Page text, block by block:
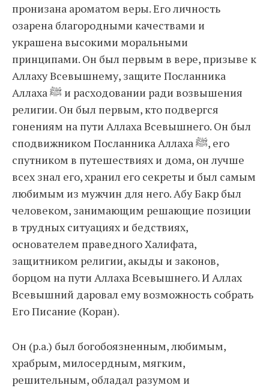
пронизана ароматом веры. Его личность
озарена благородными качествами и
украшена высокими моральными
принципами. Он был первым в вере, призыве к
Аллаху Всевышнему, защите Посланника
Аллаха ﷺ и расходовании ради возвышения
религии. Он был первым, кто подвергся
гонениям на пути Аллаха Всевышнего. Он был
сподвижником Посланника Аллаха ﷺ, его
спутником в путешествиях и дома, он лучше
всех знал его, хранил его секреты и был самым
любимым из мужчин для него. Абу Бакр был
человеком, занимающим решающие позиции
в трудных ситуациях и бедствиях,
основателем праведного Халифата,
защитником религии, акыды и законов,
борцом на пути Аллаха Всевышнего. И Аллах
Всевышний даровал ему возможность собрать
Его Писание (Коран).
Он (р.а.) был богобоязненным, любимым,
храбрым, милосердным, мягким,
решительным, обладал разумом и